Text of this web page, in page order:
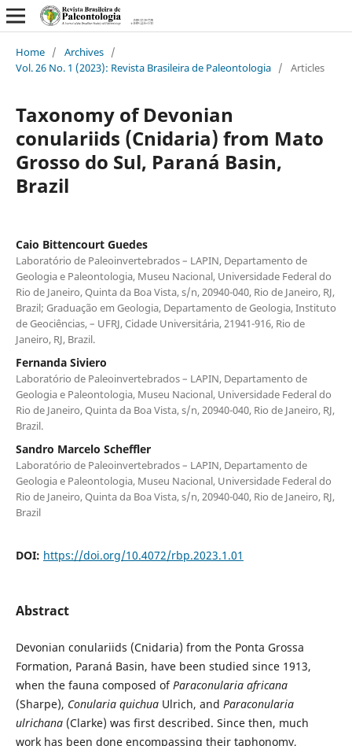
Home / Archives /
Vol. 26 No. 1 (2023): Revista Brasileira de Paleontologia / Articles
Taxonomy of Devonian
conulariids (Cnidaria) from Mato
Grosso do Sul, Paraná Basin,
Brazil
Caio Bittencourt Guedes
Laboratório de Paleoinvertebrados – LAPIN, Departamento de
Geologia e Paleontologia, Museu Nacional, Universidade Federal do
Rio de Janeiro, Quinta da Boa Vista, s/n, 20940-040, Rio de Janeiro, RJ,
Brazil; Graduação em Geologia, Departamento de Geologia, Instituto
de Geociências, – UFRJ, Cidade Universitária, 21941-916, Rio de
Janeiro, RJ, Brazil.
Fernanda Siviero
Laboratório de Paleoinvertebrados – LAPIN, Departamento de
Geologia e Paleontologia, Museu Nacional, Universidade Federal do
Rio de Janeiro, Quinta da Boa Vista, s/n, 20940-040, Rio de Janeiro, RJ,
Brazil.
Sandro Marcelo Scheffler
Laboratório de Paleoinvertebrados – LAPIN, Departamento de
Geologia e Paleontologia, Museu Nacional, Universidade Federal do
Rio de Janeiro, Quinta da Boa Vista, s/n, 20940-040, Rio de Janeiro, RJ,
Brazil
DOI: https://doi.org/10.4072/rbp.2023.1.01
Abstract
Devonian conulariids (Cnidaria) from the Ponta Grossa
Formation, Paraná Basin, have been studied since 1913,
when the fauna composed ofParaconularia africana
(Sharpe), Conularia quichuaUlrich, and Paraconularia
ulrichana(Clarke) was first described. Since then, much
work has been done encompassing their taphonomy,